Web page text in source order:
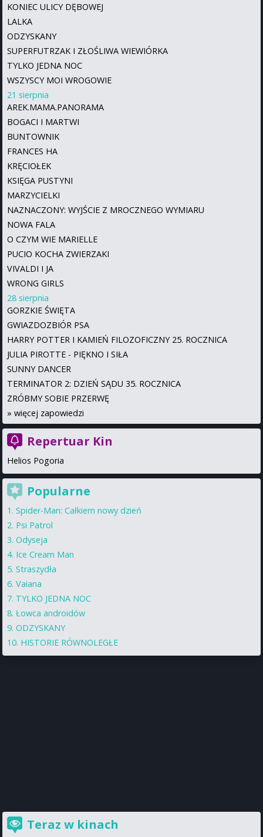
KONIEC ULICY DĘBOWEJ
LALKA
ODZYSKANY
SUPERFUTRZAK I ZŁOŚLIWA WIEWIÓRKA
TYLKO JEDNA NOC
WSZYSCY MOI WROGOWIE
21 sierpnia
AREK.MAMA.PANORAMA
BOGACI I MARTWI
BUNTOWNIK
FRANCES HA
KRĘCIOŁEK
KSIĘGA PUSTYNI
MARZYCIELKI
NAZNACZONY: WYJŚCIE Z MROCZNEGO WYMIARU
NOWA FALA
O CZYM WIE MARIELLE
PUCIO KOCHA ZWIERZAKI
VIVALDI I JA
WRONG GIRLS
28 sierpnia
GORZKIE ŚWIĘTA
GWIAZDOZBIÓR PSA
HARRY POTTER I KAMIEŃ FILOZOFICZNY 25. ROCZNICA
JULIA PIROTTE - PIĘKNO I SIŁA
SUNNY DANCER
TERMINATOR 2: DZIEŃ SĄDU 35. ROCZNICA
ZRÓBMY SOBIE PRZERWĘ
» więcej zapowiedzi
Repertuar Kin
Helios Pogoria
Popularne
Spider-Man: Całkiem nowy dzień
Psi Patrol
Odyseja
Ice Cream Man
Straszydła
Vaiana
TYLKO JEDNA NOC
Łowca androidów
ODZYSKANY
HISTORIE RÓWNOLEGŁE
Teraz w kinach